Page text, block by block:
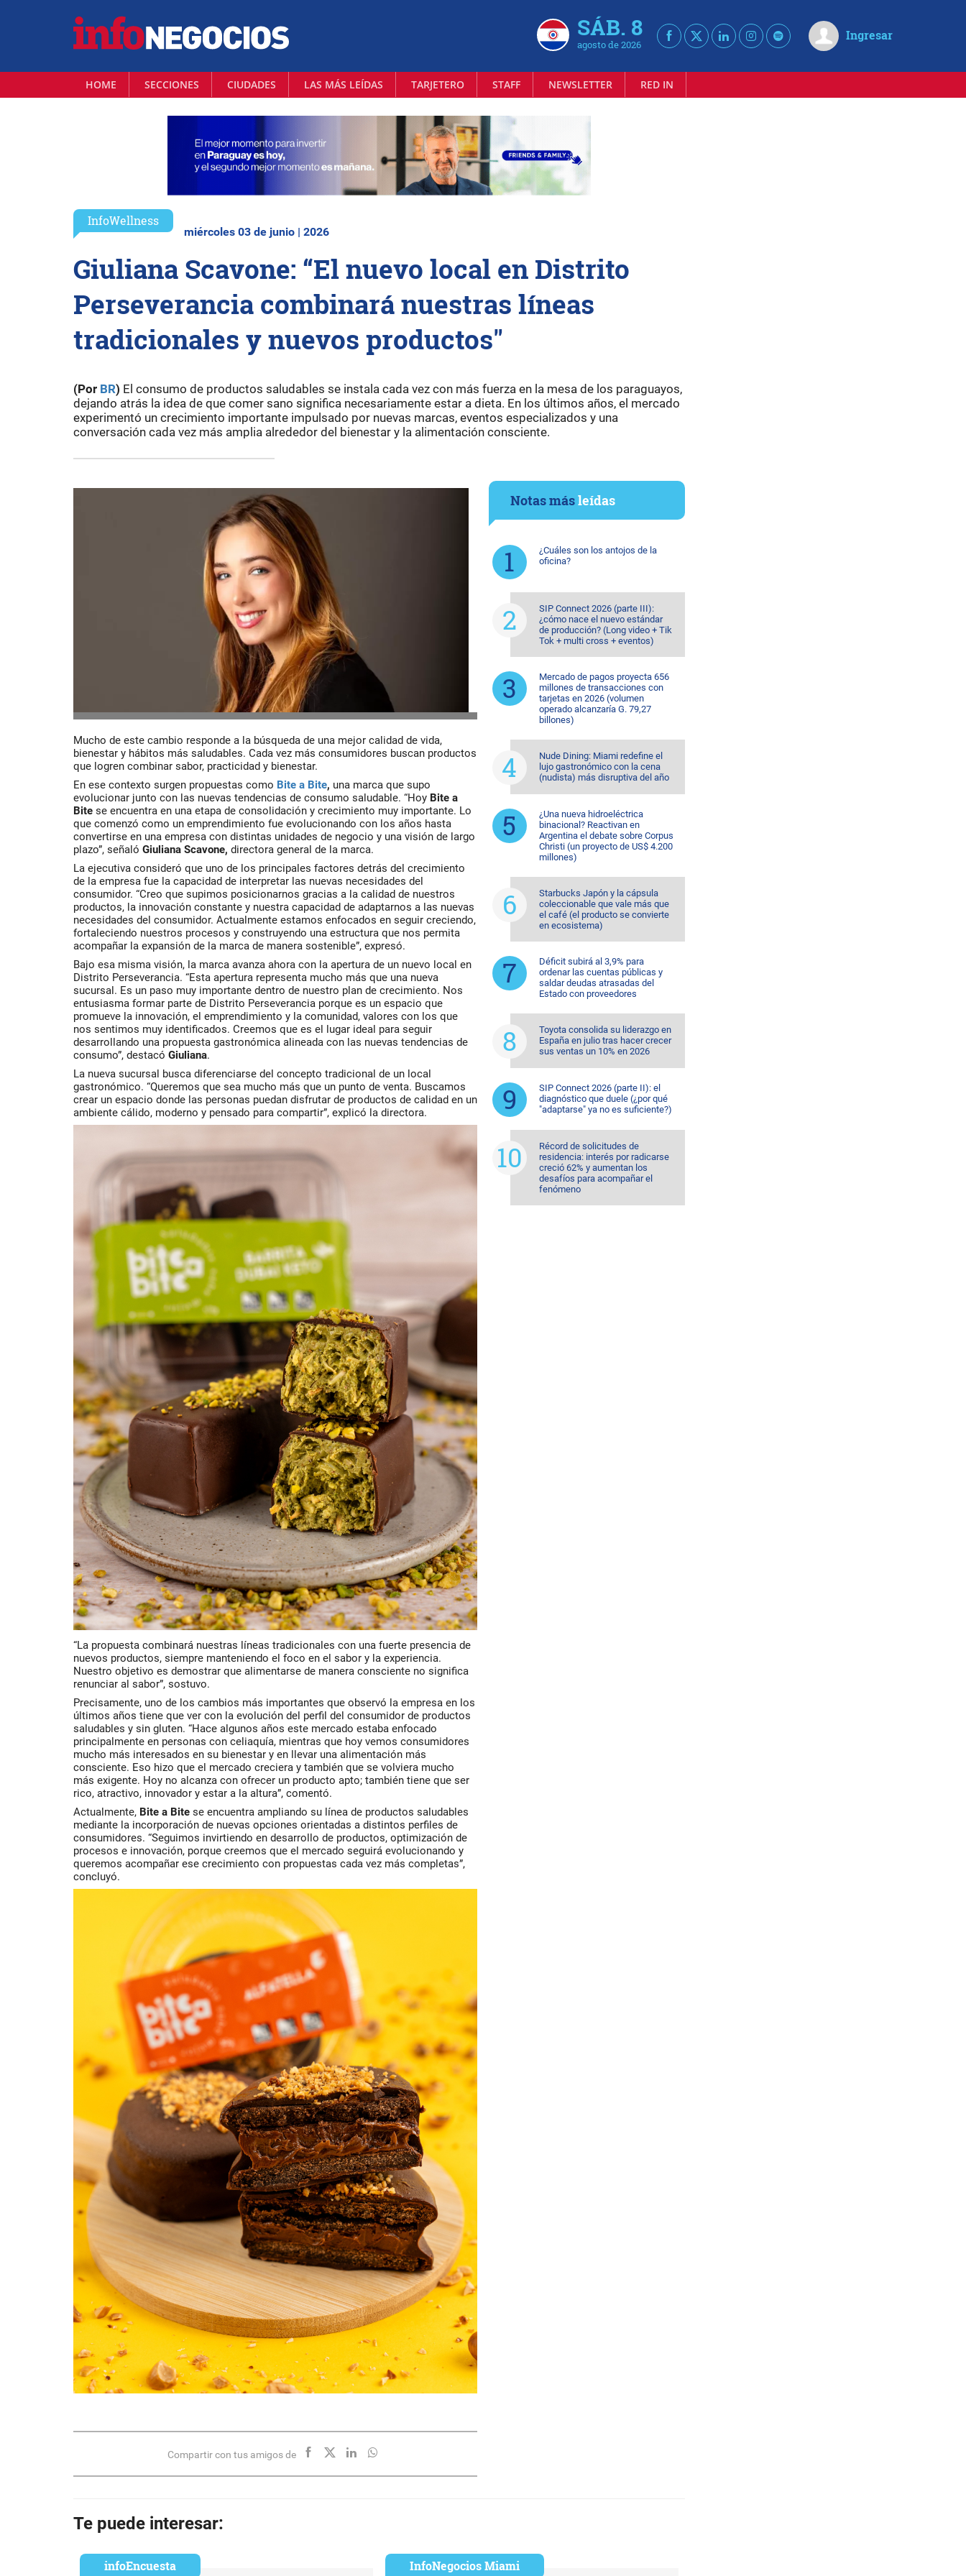
SÁB. 8
agosto de 2026
Ingresar
HOME SECCIONES CIUDADES LAS MÁS LEÍDAS TARJETERO STAFF NEWSLETTER RED IN
InfoWellness
miércoles 03 de junio | 2026
Giuliana Scavone: “El nuevo local en Distrito
Perseverancia combinará nuestras líneas
tradicionales y nuevos productos"
(Por BR) El consumo de productos saludables se instala cada vez con más fuerza en la mesa de los paraguayos,
dejando atrás la idea de que comer sano significa necesariamente estar a dieta. En los últimos años, el mercado
experimentó un crecimiento importante impulsado por nuevas marcas, eventos especializados y una
conversación cada vez más amplia alrededor del bienestar y la alimentación consciente.
Mucho de este cambio responde a la búsqueda de una mejor calidad de vida,
bienestar y hábitos más saludables. Cada vez más consumidores buscan productos
que logren combinar sabor, practicidad y bienestar.
En ese contexto surgen propuestas como Bite a Bite, una marca que supo
evolucionar junto con las nuevas tendencias de consumo saludable. “Hoy Bite a
Bite se encuentra en una etapa de consolidación y crecimiento muy importante. Lo
que comenzó como un emprendimiento fue evolucionando con los años hasta
convertirse en una empresa con distintas unidades de negocio y una visión de largo
plazo”, señaló Giuliana Scavone, directora general de la marca.
La ejecutiva consideró que uno de los principales factores detrás del crecimiento
de la empresa fue la capacidad de interpretar las nuevas necesidades del
consumidor. “Creo que supimos posicionarnos gracias a la calidad de nuestros
productos, la innovación constante y nuestra capacidad de adaptarnos a las nuevas
necesidades del consumidor. Actualmente estamos enfocados en seguir creciendo,
fortaleciendo nuestros procesos y construyendo una estructura que nos permita
acompañar la expansión de la marca de manera sostenible”, expresó.
Bajo esa misma visión, la marca avanza ahora con la apertura de un nuevo local en
Distrito Perseverancia. “Esta apertura representa mucho más que una nueva
sucursal. Es un paso muy importante dentro de nuestro plan de crecimiento. Nos
entusiasma formar parte de Distrito Perseverancia porque es un espacio que
promueve la innovación, el emprendimiento y la comunidad, valores con los que
nos sentimos muy identificados. Creemos que es el lugar ideal para seguir
desarrollando una propuesta gastronómica alineada con las nuevas tendencias de
consumo”, destacó Giuliana.
La nueva sucursal busca diferenciarse del concepto tradicional de un local
gastronómico. “Queremos que sea mucho más que un punto de venta. Buscamos
crear un espacio donde las personas puedan disfrutar de productos de calidad en un
ambiente cálido, moderno y pensado para compartir”, explicó la directora.
“La propuesta combinará nuestras líneas tradicionales con una fuerte presencia de
nuevos productos, siempre manteniendo el foco en el sabor y la experiencia.
Nuestro objetivo es demostrar que alimentarse de manera consciente no significa
renunciar al sabor”, sostuvo.
Precisamente, uno de los cambios más importantes que observó la empresa en los
últimos años tiene que ver con la evolución del perfil del consumidor de productos
saludables y sin gluten. “Hace algunos años este mercado estaba enfocado
principalmente en personas con celiaquía, mientras que hoy vemos consumidores
mucho más interesados en su bienestar y en llevar una alimentación más
consciente. Eso hizo que el mercado creciera y también que se volviera mucho
más exigente. Hoy no alcanza con ofrecer un producto apto; también tiene que ser
rico, atractivo, innovador y estar a la altura”, comentó.
Actualmente, Bite a Bite se encuentra ampliando su línea de productos saludables
mediante la incorporación de nuevas opciones orientadas a distintos perfiles de
consumidores. “Seguimos invirtiendo en desarrollo de productos, optimización de
procesos e innovación, porque creemos que el mercado seguirá evolucionando y
queremos acompañar ese crecimiento con propuestas cada vez más completas”,
concluyó.
Compartir con tus amigos de
Notas másleídas
¿Cuáles son los antojos de la
oficina?
SIP Connect 2026 (parte III):
¿cómo nace el nuevo estándar
de producción? (Long video + Tik
Tok + multi cross + eventos)
Mercado de pagos proyecta 656
millones de transacciones con
tarjetas en 2026 (volumen
operado alcanzaría G. 79,27
billones)
Nude Dining: Miami redefine el
lujo gastronómico con la cena
(nudista) más disruptiva del año
¿Una nueva hidroeléctrica
binacional? Reactivan en
Argentina el debate sobre Corpus
Christi (un proyecto de US$ 4.200
millones)
Starbucks Japón y la cápsula
coleccionable que vale más que
el café (el producto se convierte
en ecosistema)
Déficit subirá al 3,9% para
ordenar las cuentas públicas y
saldar deudas atrasadas del
Estado con proveedores
Toyota consolida su liderazgo en
España en julio tras hacer crecer
sus ventas un 10% en 2026
SIP Connect 2026 (parte II): el
diagnóstico que duele (¿por qué
"adaptarse" ya no es suficiente?)
Récord de solicitudes de
residencia: interés por radicarse
creció 62% y aumentan los
desafíos para acompañar el
fenómeno
Te puede interesar:
infoEncuesta InfoNegocios Miami